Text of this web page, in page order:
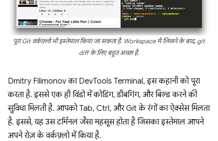
पूरा Git वर्कफ़्लो भी इस्तेमाल किया जा सकता है. Workspace में लिखने के बाद, git
diffके लिए बहुत अच्छा है.
Dmitry Filimonov का DevTools Terminal, इस कहानी को पूरा
करता है. इससे एक ही विंडो में कोडिंग, डीबगिंग, और बिल्ड करने की
सुविधा मिलती है. आपको Tab, Ctrl, और Git के रंगों का ऐक्सेस मिलता
है. इससे, यह उस टर्मिनल जैसा महसूस होता है जिसका इस्तेमाल आपने
अपने रोज़ के वर्कफ़्लो में किया है.